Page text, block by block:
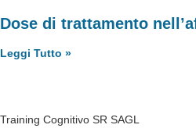
Dose di trattamento
Leggi Tutto »
Training Cognitivo SR SAGL